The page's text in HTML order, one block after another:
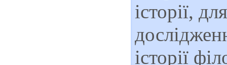
історії,
історії